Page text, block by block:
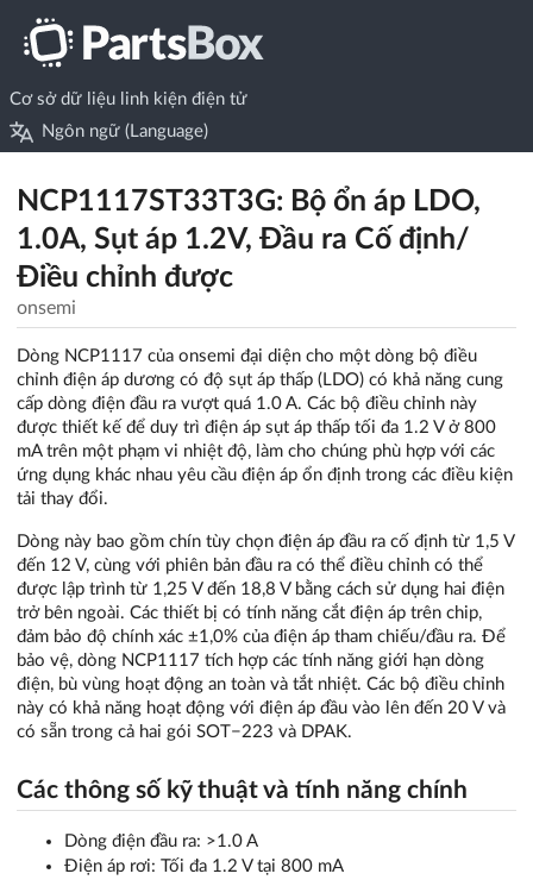
Cơ sở dữ liệu linh kiện điện tử
Ngôn ngữ (Language)
NCP1117ST33T3G: Bộ ổn áp LDO,
1.0A, Sụt áp 1.2V, Đầu ra Cố định/
Điều chỉnh được
onsemi
Dòng NCP1117 của onsemi đại diện cho một dòng bộ điều
chỉnh điện áp dương có độ sụt áp thấp (LDO) có khả năng cung
cấp dòng điện đầu ra vượt quá 1.0 A. Các bộ điều chỉnh này
được thiết kế để duy trì điện áp sụt áp thấp tối đa 1.2 V ở 800
mA trên một phạm vi nhiệt độ, làm cho chúng phù hợp với các
ứng dụng khác nhau yêu cầu điện áp ổn định trong các điều kiện
tải thay đổi.
Dòng này bao gồm chín tùy chọn điện áp đầu ra cố định từ 1,5 V
đến 12 V, cùng với phiên bản đầu ra có thể điều chỉnh có thể
được lập trình từ 1,25 V đến 18,8 V bằng cách sử dụng hai điện
trở bên ngoài. Các thiết bị có tính năng cắt điện áp trên chip,
đảm bảo độ chính xác ±1,0% của điện áp tham chiếu/đầu ra. Để
bảo vệ, dòng NCP1117 tích hợp các tính năng giới hạn dòng
điện, bù vùng hoạt động an toàn và tắt nhiệt. Các bộ điều chỉnh
này có khả năng hoạt động với điện áp đầu vào lên đến 20 V và
có sẵn trong cả hai gói SOT−223 và DPAK.
Các thông số kỹ thuật và tính năng chính
Dòng điện đầu ra: >1.0 A
Điện áp rơi: Tối đa 1.2 V tại 800 mA